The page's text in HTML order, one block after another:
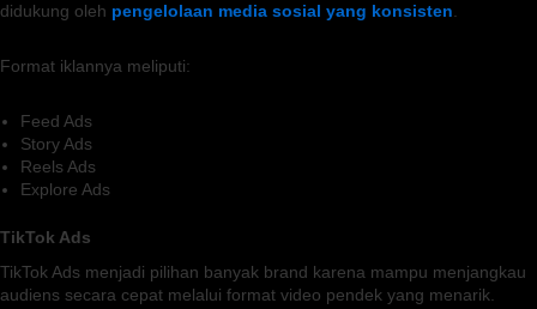
didukung oleh pengelolaan media sosial yang konsisten.
Format iklannya meliputi:
Feed Ads
Story Ads
Reels Ads
Explore Ads
TikTok Ads
TikTok Ads menjadi pilihan banyak brand karena mampu menjangkau
audiens secara cepat melalui format video pendek yang menarik.